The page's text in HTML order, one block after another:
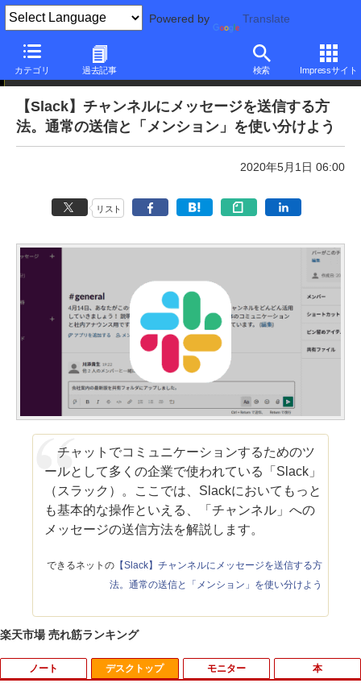
Powered by Translate
カテゴリ 過去記事 検索 Impressサイト
本日のできるネット
【Slack】チャンネルにメッセージを送信する方
法。通常の送信と「メンション」を使い分けよう
2020年5月1日 06:00
リスト
チャットでコミュニケーションするためのツ
ールとして多くの企業で使われている「Slack」
（スラック）。ここでは、Slackにおいてもっと
も基本的な操作といえる、「チャンネル」への
メッセージの送信方法を解説します。
できるネットの【Slack】チャンネルにメッセージを送信する方
法。通常の送信と「メンション」を使い分けよう
楽天市場 売れ筋ランキング
ノート デスクトップ モニター 本